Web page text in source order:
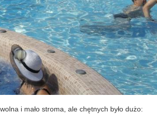
i mało stroma, ale chętnych było dużo: